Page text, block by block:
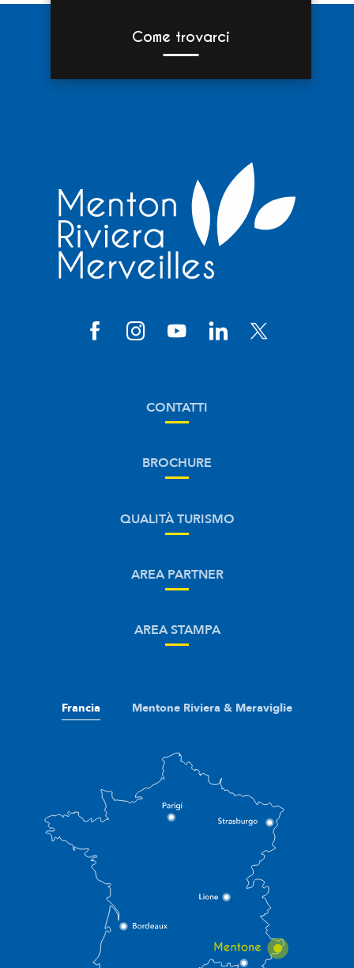
Come trovarci
CONTATTI
BROCHURE
QUALITÀ TURISMO
AREA PARTNER
AREA STAMPA
Francia Mentone Riviera & Meraviglie